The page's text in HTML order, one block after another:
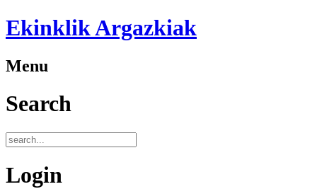
Ekinklik Argazkiak
Menu
Search
Login